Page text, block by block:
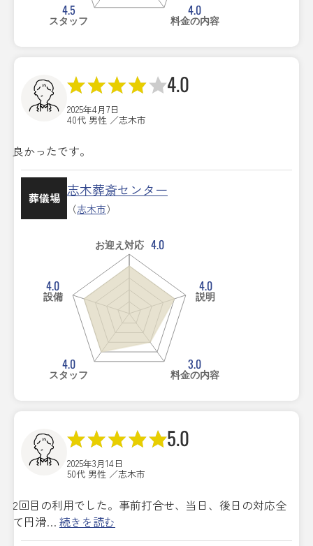
4.0
料金の内容
4.5
スタッフ
4.0
2025年4月7日
40代 男性 ／志木市
良かったです。
葬儀場 志木葬斎センター
（志木市）
お迎え対応 4.0
4.0
説明
3.0
料金の内容
4.0
スタッフ
4.0
設備
5.0
2025年3月14日
50代 男性 ／志木市
2回目の利用でした。事前打合せ、当日、後日の対応全
て円滑… 続きを読む